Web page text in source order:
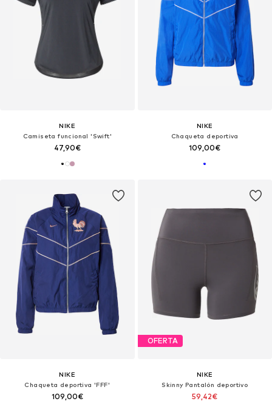
NIKE
Camiseta funcional 'Swift'
47,90€
NIKE
Chaqueta deportiva
109,00€
NIKE
Chaqueta deportiva 'FFF'
109,00€
OFERTA
NIKE
Skinny Pantalón deportivo
59,42€